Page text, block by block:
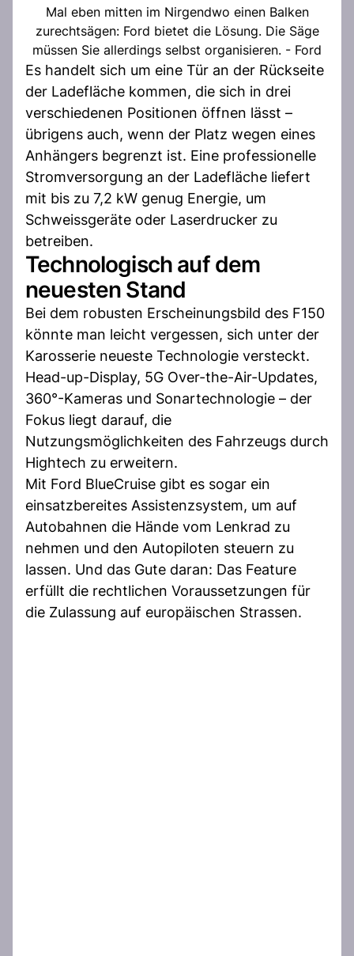
Mal eben mitten im Nirgendwo einen Balken
zurechtsägen: Ford bietet die Lösung. Die Säge
müssen Sie allerdings selbst organisieren. - Ford
Es handelt sich um eine Tür an der Rückseite
der Ladefläche kommen, die sich in drei
verschiedenen Positionen öffnen lässt –
übrigens auch, wenn der Platz wegen eines
Anhängers begrenzt ist. Eine professionelle
Stromversorgung an der Ladefläche liefert
mit bis zu 7,2 kW genug Energie, um
Schweissgeräte oder Laserdrucker zu
betreiben.
Technologisch auf dem
neuesten Stand
Bei dem robusten Erscheinungsbild des F150
könnte man leicht vergessen, sich unter der
Karosserie neueste Technologie versteckt.
Head-up-Display, 5G Over-the-Air-Updates,
360°-Kameras und Sonartechnologie – der
Fokus liegt darauf, die
Nutzungsmöglichkeiten des Fahrzeugs durch
Hightech zu erweitern.
Mit Ford BlueCruise gibt es sogar ein
einsatzbereites Assistenzsystem, um auf
Autobahnen die Hände vom Lenkrad zu
nehmen und den Autopiloten steuern zu
lassen. Und das Gute daran: Das Feature
erfüllt die rechtlichen Voraussetzungen für
die Zulassung auf europäischen Strassen.